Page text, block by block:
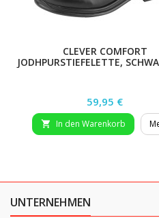
CLEVER COMFORT
JODHPURSTIEFELETTE,
Preis
59,95 €
 In den Warenkorb
UNTERNEHMEN